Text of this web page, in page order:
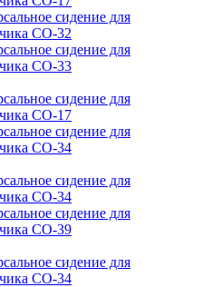
сидение для
CO-32
сидение для
CO-33
сидение для
CO-17
сидение для
CO-34
сидение для
CO-34
сидение для
CO-39
сидение для
CO-34